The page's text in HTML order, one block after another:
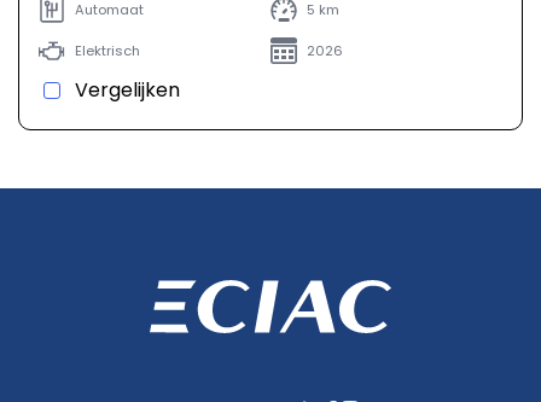
Automaat 5 km
Elektrisch 2026
Vergelijken